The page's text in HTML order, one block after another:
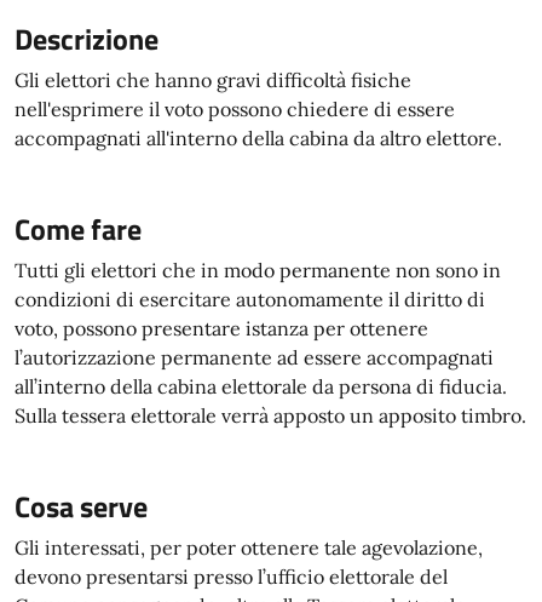
Descrizione
Gli elettori che hanno gravi difficoltà fisiche
nell'esprimere il voto possono chiedere di essere
accompagnati all'interno della cabina da altro elettore.
Come fare
Tutti gli elettori che in modo permanente non sono in
condizioni di esercitare autonomamente il diritto di
voto, possono presentare istanza per ottenere
l’autorizzazione permanente ad essere accompagnati
all’interno della cabina elettorale da persona di fiducia.
Sulla tessera elettorale verrà apposto un apposito timbro.
Cosa serve
Gli interessati, per poter ottenere tale agevolazione,
devono presentarsi presso l’ufficio elettorale del